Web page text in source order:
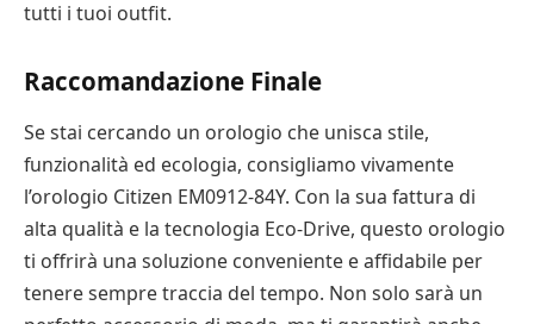
tutti i tuoi outfit.
Raccomandazione Finale
Se stai cercando un orologio che unisca stile,
funzionalità ed ecologia, consigliamo vivamente
l’orologio Citizen EM0912-84Y. Con la sua fattura di
alta qualità e la tecnologia Eco-Drive, questo orologio
ti offrirà una soluzione conveniente e affidabile per
tenere sempre traccia del tempo. Non solo sarà un